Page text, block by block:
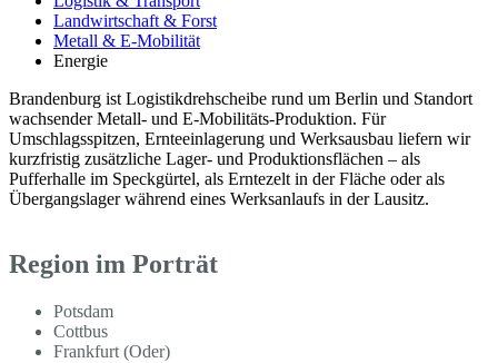
Landwirtschaft & Forst
Metall & E-Mobilität
Energie
Brandenburg ist Logistikdrehscheibe rund um Berlin und Standort
wachsender Metall- und E-Mobilitäts-Produktion. Für
Umschlagsspitzen, Ernteeinlagerung und Werksausbau liefern wir
kurzfristig zusätzliche Lager- und Produktionsflächen – als
Pufferhalle im Speckgürtel, als Erntezelt in der Fläche oder als
Übergangslager während eines Werksanlaufs in der Lausitz.
Region im Porträt
Potsdam
Cottbus
Frankfurt (Oder)